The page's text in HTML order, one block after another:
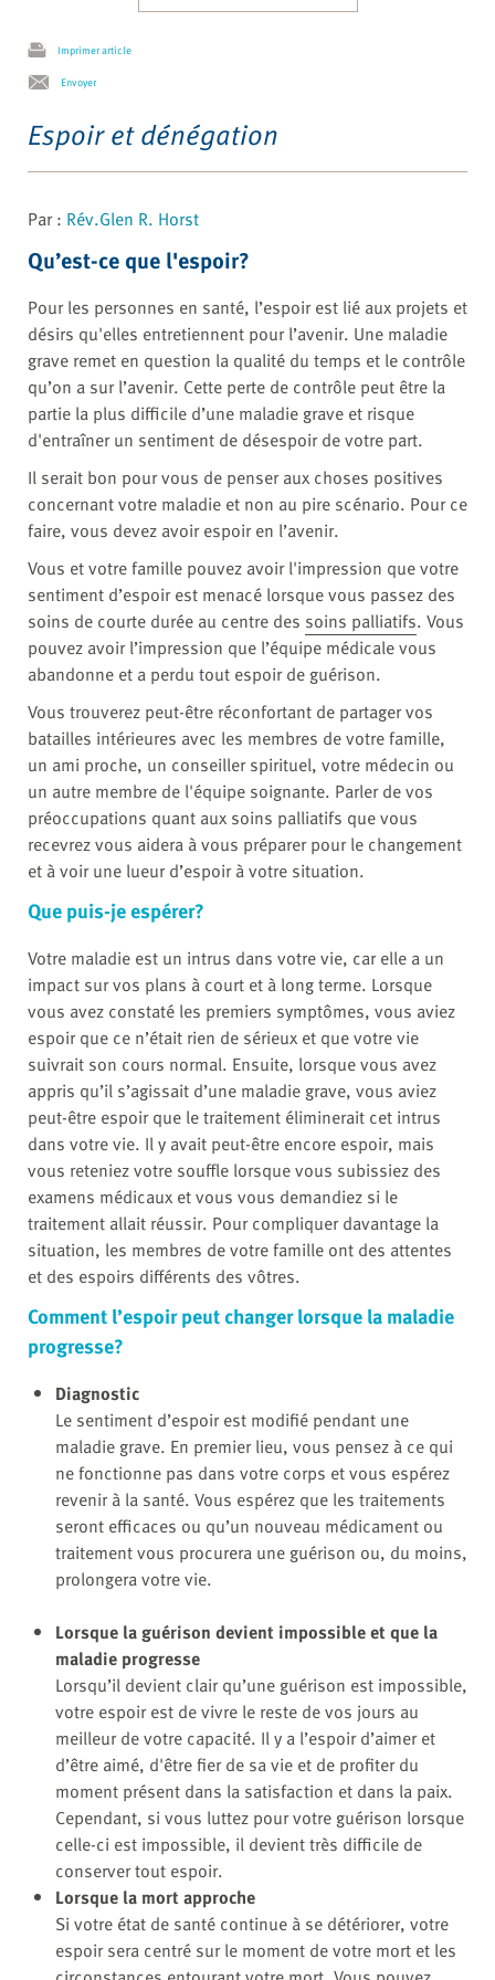
Imprimer article
Envoyer
Espoir et dénégation
Par : Rév.Glen R. Horst
Qu’est-ce que l'espoir?
Pour les personnes en santé, l’espoir est lié aux projets et
désirs qu'elles entretiennent pour l’avenir. Une maladie
grave remet en question la qualité du temps et le contrôle
qu’on a sur l’avenir. Cette perte de contrôle peut être la
partie la plus difficile d’une maladie grave et risque
d'entraîner un sentiment de désespoir de votre part.
Il serait bon pour vous de penser aux choses positives
concernant votre maladie et non au pire scénario. Pour ce
faire, vous devez avoir espoir en l’avenir.
Vous et votre famille pouvez avoir l'impression que votre
sentiment d’espoir est menacé lorsque vous passez des
soins de courte durée au centre des soins palliatifs. Vous
pouvez avoir l’impression que l’équipe médicale vous
abandonne et a perdu tout espoir de guérison.
Vous trouverez peut-être réconfortant de partager vos
batailles intérieures avec les membres de votre famille,
un ami proche, un conseiller spirituel, votre médecin ou
un autre membre de l'équipe soignante. Parler de vos
préoccupations quant aux soins palliatifs que vous
recevrez vous aidera à vous préparer pour le changement
et à voir une lueur d’espoir à votre situation.
Que puis-je espérer?
Votre maladie est un intrus dans votre vie, car elle a un
impact sur vos plans à court et à long terme. Lorsque
vous avez constaté les premiers symptômes, vous aviez
espoir que ce n’était rien de sérieux et que votre vie
suivrait son cours normal. Ensuite, lorsque vous avez
appris qu’il s’agissait d’une maladie grave, vous aviez
peut-être espoir que le traitement éliminerait cet intrus
dans votre vie. Il y avait peut-être encore espoir, mais
vous reteniez votre souffle lorsque vous subissiez des
examens médicaux et vous vous demandiez si le
traitement allait réussir. Pour compliquer davantage la
situation, les membres de votre famille ont des attentes
et des espoirs différents des vôtres.
Comment l’espoir peut changer lorsque la maladie
progresse?
Diagnostic
Le sentiment d’espoir est modifié pendant une
maladie grave. En premier lieu, vous pensez à ce qui
ne fonctionne pas dans votre corps et vous espérez
revenir à la santé. Vous espérez que les traitements
seront efficaces ou qu’un nouveau médicament ou
traitement vous procurera une guérison ou, du moins,
prolongera votre vie.
Lorsque la guérison devient impossible et que la
maladie progresse
Lorsqu’il devient clair qu’une guérison est impossible,
votre espoir est de vivre le reste de vos jours au
meilleur de votre capacité. Il y a l’espoir d’aimer et
d’être aimé, d'être fier de sa vie et de profiter du
moment présent dans la satisfaction et dans la paix.
Cependant, si vous luttez pour votre guérison lorsque
celle-ci est impossible, il devient très difficile de
conserver tout espoir.
Lorsque la mort approche
Si votre état de santé continue à se détériorer, votre
espoir sera centré sur le moment de votre mort et les